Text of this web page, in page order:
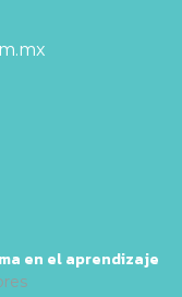
en el aprendizaje